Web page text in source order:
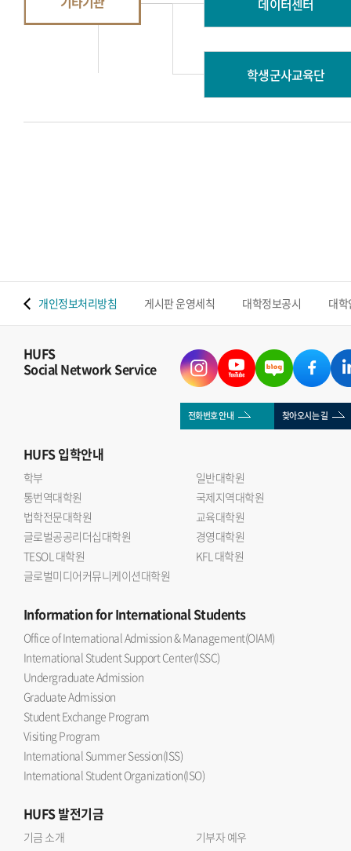
데이터센터
학생군사교육단
개인정보처리방침 게시판 운영세칙 대학정보공시 대
HUFS
Social Network Service
전화번호 안내 찾아오시는 길
HUFS입학안내
학부
일반대학원
통번역대학원
국제지역대학원
법학전문대학원
교육대학원
글로벌공공리더십대학원
경영대학원
TESOL 대학원
KFL 대학원
글로벌미디어커뮤니케이션대학원
Informationfor International Students
Office of International Admission & Management(OIAM)
International Student Support Center(ISSC)
Undergraduate Admission
Graduate Admission
Student Exchange Program
Visiting Program
International Summer Session(ISS)
International Student Organization(ISO)
HUFS발전기금
기금 소개
기부자 예우